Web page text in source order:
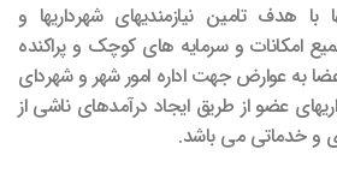
با هدف تامین نیازمندیهای شهرداریها و
امکانات و سرمایه های کوچک و پراکنده
به عوارض جهت اداره امور شهر و شهردای
عضو از طریق ایجاد درآمدهای ناشی از
و خدماتی می باشد.